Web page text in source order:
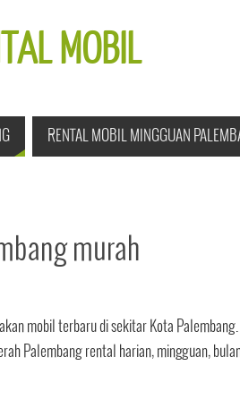
MOBIL
RENTAL MOBIL MINGGUAN
murah
mobil terbaru di sekitar Kota Palembang.
Palembang rental harian, mingguan,